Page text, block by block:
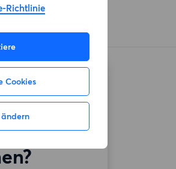
Richtlinie
Cookiesauch